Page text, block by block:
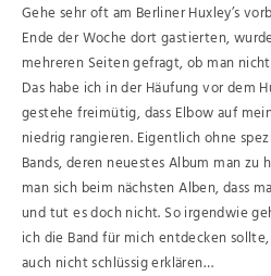
Gehe sehr oft am Berliner Huxley’s
Ende der Woche dort gastierten,
mehreren Seiten gefragt, ob man
Das habe ich in der Häufung vor dem
gestehe freimütig, dass Elbow auf
niedrig rangieren. Eigentlich ohne
Bands, deren neuestes Album man
man sich beim nächsten Alben, dass
und tut es doch nicht. So irgendwie
ich die Band für mich entdecken
auch nicht schlüssig erklären…